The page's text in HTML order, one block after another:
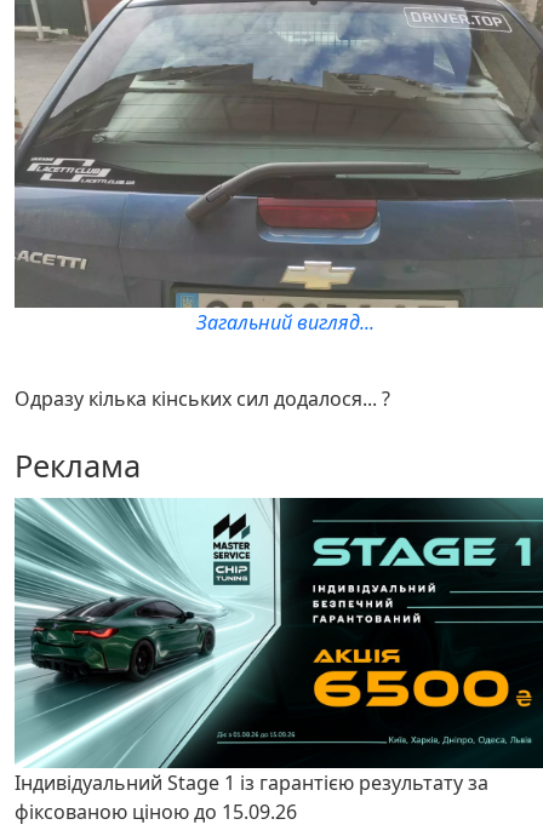
Загальний вигляд...
Одразу кілька кінських сил додалося... ?
Реклама
Індивідуальний Stage 1 із гарантією результату за
фіксованою ціною до 15.09.26